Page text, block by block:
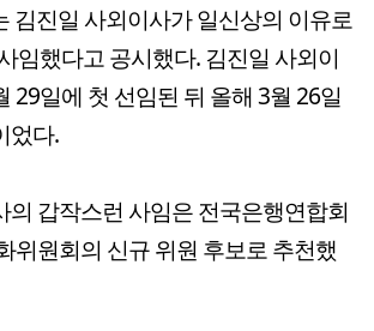
김진일 사외이사가 일신상의 이유로
임했다고 공시했다. 김진일 사외이
29일에 첫 선임된 뒤 올해 3월 26일
었다.
의 갑작스런 사임은 전국은행연합회
위원회의 신규 위원 후보로 추천했